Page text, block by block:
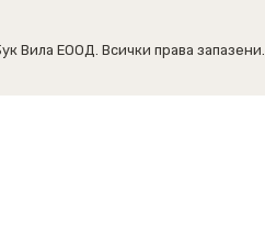
Вила ЕООД. Всички права запазени.